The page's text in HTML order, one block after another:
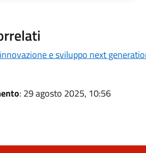
e sviluppo next
: 29 agosto 2025, 10:56